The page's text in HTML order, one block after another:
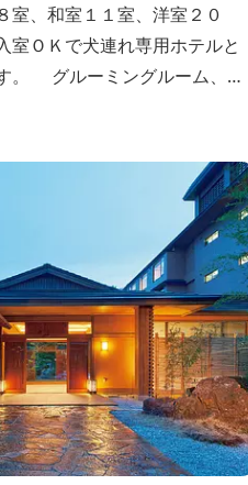
室、和室１１室、洋室２０
室ＯＫで犬連れ専用ホテルと
。 グルーミングルーム、プ
ワンちゃんと楽しむ施設も